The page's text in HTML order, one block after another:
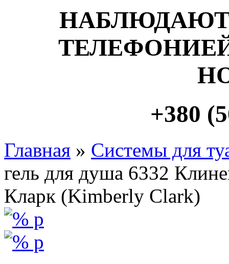
+380
Главная » Системы для
гель для душа 6332
Кларк (Kimberly Clark)